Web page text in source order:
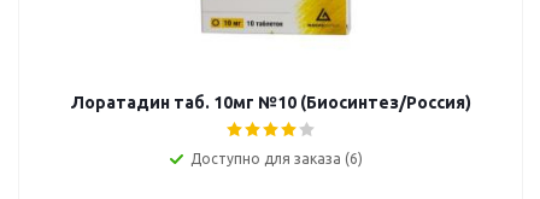
Лоратадин таб. 10мг №10 (Биосинтез/Россия)
Доступно для заказа (6)